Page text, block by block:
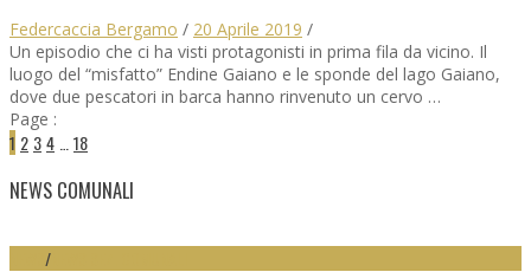
Federcaccia Bergamo / 20 Aprile 2019 /
Un episodio che ci ha visti protagonisti in prima fila da vicino. Il
luogo del “misfatto” Endine Gaiano e le sponde del lago Gaiano,
dove due pescatori in barca hanno rinvenuto un cervo …
Page :
1 2 34 …18
NEWS COMUNALI
/